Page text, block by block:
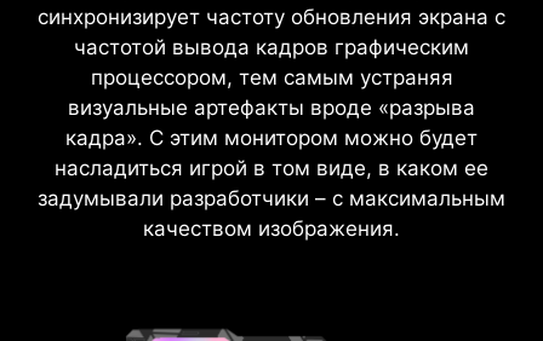
синхронизирует частоту обновления экрана с
частотой вывода кадров графическим
процессором, тем самым устраняя
визуальные артефакты вроде «разрыва
кадра». С этим монитором можно будет
насладиться игрой в том виде, в каком ее
задумывали разработчики – с максимальным
качеством изображения.